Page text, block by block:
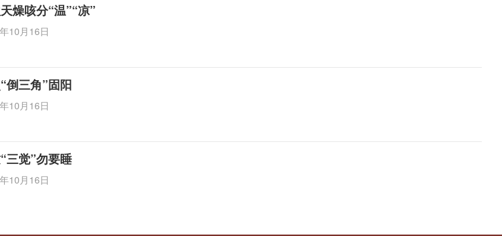
燥咳分“温”“凉”
10月16日
倒三角”固阳
10月16日
三觉”勿要睡
10月16日